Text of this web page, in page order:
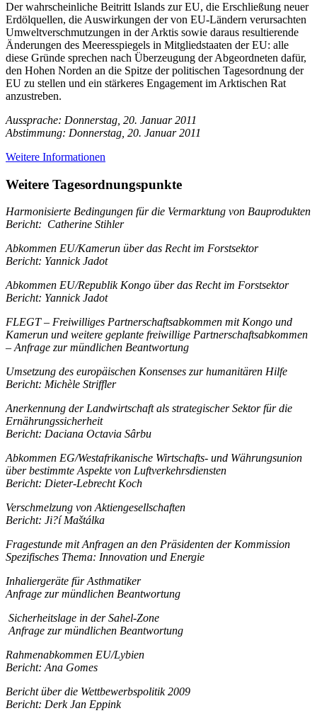
Der wahrscheinliche Beitritt Islands zur EU, die Erschließung neuer
Erdölquellen, die Auswirkungen der von EU-Ländern verursachten
Umweltverschmutzungen in der Arktis sowie daraus resultierende
Änderungen des Meeresspiegels in Mitgliedstaaten der EU: alle
diese Gründe sprechen nach Überzeugung der Abgeordneten dafür,
den Hohen Norden an die Spitze der politischen Tagesordnung der
EU zu stellen und ein stärkeres Engagement im Arktischen Rat
anzustreben.
Aussprache: Donnerstag, 20. Januar 2011
Abstimmung: Donnerstag, 20. Januar 2011
Weitere Informationen
Weitere Tagesordnungspunkte
Harmonisierte Bedingungen für die Vermarktung von Bauprodukten
Bericht: Catherine Stihler
Abkommen EU/Kamerun über das Recht im Forstsektor
Bericht: Yannick Jadot
Abkommen EU/Republik Kongo über das Recht im Forstsektor
Bericht: Yannick Jadot
FLEGT – Freiwilliges Partnerschaftsabkommen mit Kongo und
Kamerun und weitere geplante freiwillige Partnerschaftsabkommen
– Anfrage zur mündlichen Beantwortung
Umsetzung des europäischen Konsenses zur humanitären Hilfe
Bericht: Michèle Striffler
Anerkennung der Landwirtschaft als strategischer Sektor für die
Ernährungssicherheit
Bericht: Daciana Octavia Sârbu
Abkommen EG/Westafrikanische Wirtschafts- und Währungsunion
über bestimmte Aspekte von Luftverkehrsdiensten
Bericht: Dieter-Lebrecht Koch
Verschmelzung von Aktiengesellschaften
Bericht: Ji?í Maštálka
Fragestunde mit Anfragen an den Präsidenten der Kommission
Spezifisches Thema: Innovation und Energie
Inhaliergeräte für Asthmatiker
Anfrage zur mündlichen Beantwortung
Sicherheitslage in der Sahel-Zone
Anfrage zur mündlichen Beantwortung
Rahmenabkommen EU/Lybien
Bericht: Ana Gomes
Bericht über die Wettbewerbspolitik 2009
Bericht: Derk Jan Eppink